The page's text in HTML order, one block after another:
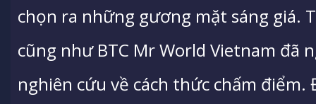
chọn ra những gương mặt sáng giá.
cũng như BTC Mr World Vietnam đã
nghiên cứu về cách thức chấm